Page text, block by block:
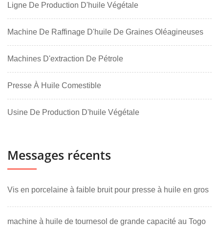
Ligne De Production D'huile Végétale
Machine De Raffinage D'huile De Graines Oléagineuses
Machines D'extraction De Pétrole
Presse À Huile Comestible
Usine De Production D'huile Végétale
Messages récents
Vis en porcelaine à faible bruit pour presse à huile en gros
machine à huile de tournesol de grande capacité au Togo